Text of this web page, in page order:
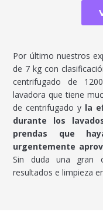
Por último nuestros
de 7 kg con
centrifugado de
lavadora que tiene
de centrifugado y la
durante los
prendas que
urgentemente
Sin duda una gran
resultados e limpieza